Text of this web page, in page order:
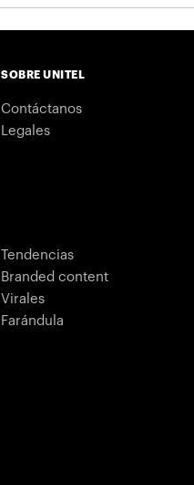
SOBRE UNITEL
Contáctanos
Legales
Tendencias
Branded content
Virales
Farándula